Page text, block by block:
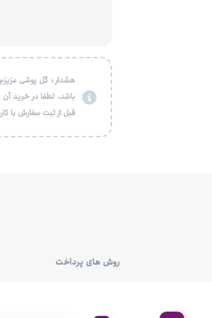
هشدار : گل پوشی
باشد، لطفا در خرید
قبل از ثبت سفارش با
روش های پرداخت